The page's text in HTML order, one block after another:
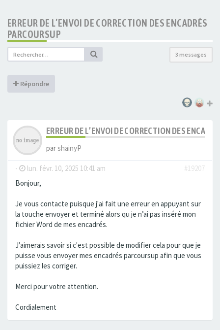
ERREUR DE L’ENVOI DE CORRECTION DES ENCADRÉS
PARCOURSUP
3 messages
Répondre
ERREUR DE L’ENVOI DE CORRECTION DES
parshainyP
- lun. févr. 10, 2025 10:41 am
#19207
Bonjour,
Je vous contacte puisque j'ai fait une erreur en appuyant sur
la touche envoyer et terminé alors qu je n’ai pas inséré mon
fichier Word de mes encadrés.
J’aimerais savoir si c'est possible de modifier cela pour que je
puisse vous envoyer mes encadrés parcoursup afin que vous
puissiez les corriger.
Merci pour votre attention.
Cordialement